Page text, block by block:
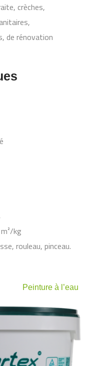
crèches,
de rénovation
kg
rouleau, pinceau.
Peinture à l’eau